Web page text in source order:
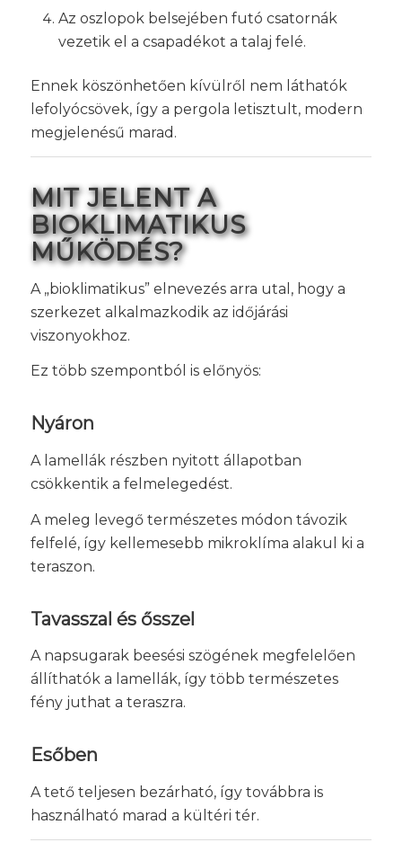
Az oszlopok belsejében futó csatornák
vezetik el a csapadékot a talaj felé.
Ennek köszönhetően kívülről nem láthatók
lefolyócsövek, így a pergola letisztult, modern
megjelenésű marad.
MIT JELENT A
BIOKLIMATIKUS
MŰKÖDÉS?
A „bioklimatikus” elnevezés arra utal, hogy a
szerkezet alkalmazkodik az időjárási
viszonyokhoz.
Ez több szempontból is előnyös:
Nyáron
A lamellák részben nyitott állapotban
csökkentik a felmelegedést.
A meleg levegő természetes módon távozik
felfelé, így kellemesebb mikroklíma alakul ki a
teraszon.
Tavasszal és ősszel
A napsugarak beesési szögének megfelelően
állíthatók a lamellák, így több természetes
fény juthat a teraszra.
Esőben
A tető teljesen bezárható, így továbbra is
használható marad a kültéri tér.